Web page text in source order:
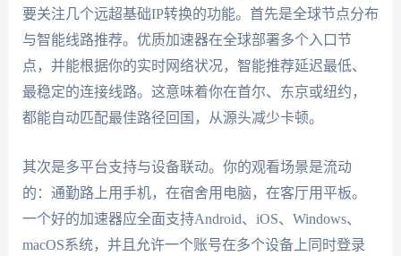
要关注几个远超基础IP转换的功能。首先是全球节点分布
与智能线路推荐。优质加速器在全球部署多个入口节
点，并能根据你的实时网络状况，智能推荐延迟最低、
最稳定的连接线路。这意味着你在首尔、东京或纽约，
都能自动匹配最佳路径回国，从源头减少卡顿。
其次是多平台支持与设备联动。你的观看场景是流动
的：通勤路上用手机，在宿舍用电脑，在客厅用平板。
一个好的加速器应全面支持Android、iOS、Windows、
macOS系统，并且允许一个账号在多个设备上同时登录